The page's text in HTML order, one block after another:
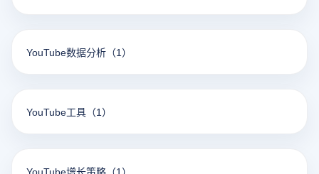
YouTube数据分析 （1）
YouTube工具 （1）
YouTube增长策略 （1）